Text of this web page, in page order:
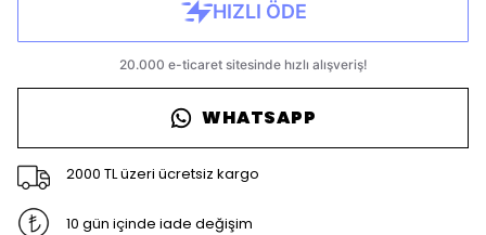
WHATSAPP
2000 TL üzeri ücretsiz kargo
10 gün içinde iade değişim